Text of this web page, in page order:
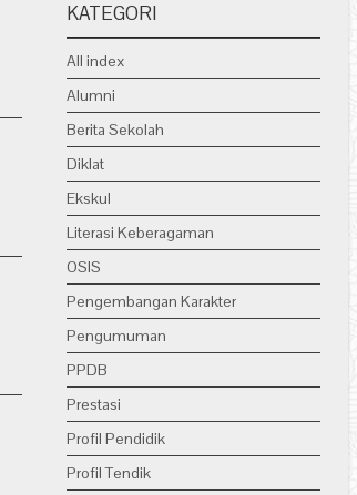
KATEGORI
All index
Alumni
Berita Sekolah
Diklat
Ekskul
Literasi Keberagaman
OSIS
Pengembangan Karakter
Pengumuman
PPDB
Prestasi
Profil Pendidik
Profil Tendik